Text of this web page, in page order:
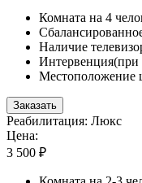
Комната на 4
Наличие
Интервенция(при
Местоположение
Заказать
Реабилитация: Люкс
Цена:
3 500 ₽